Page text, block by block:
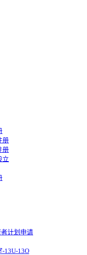
册
册
立
计划申请
13U-13O